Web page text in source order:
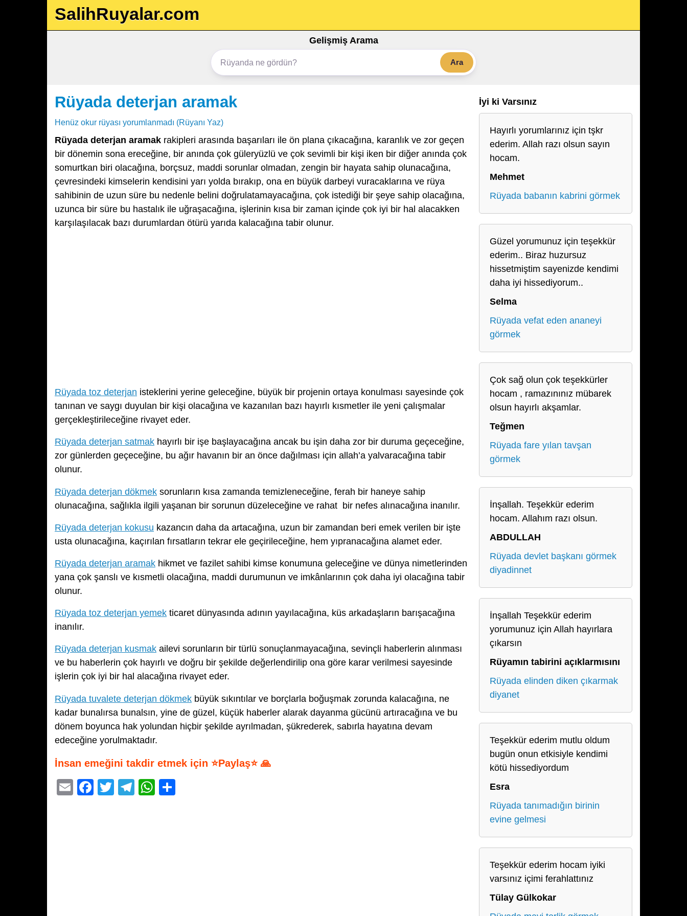
SalihRuyalar.com
Gelişmiş Arama
Ara
Rüyada deterjan aramak
Henüz okur rüyası yorumlanmadı (Rüyanı Yaz)
Rüyada deterjan aramak rakipleri arasında başarıları ile ön plana çıkacağına, karanlık ve zor geçen
bir dönemin sona ereceğine, bir anında çok güleryüzlü ve çok sevimli bir kişi iken bir diğer anında çok
somurtkan biri olacağına, borçsuz, maddi sorunlar olmadan, zengin bir hayata sahip olunacağına,
çevresindeki kimselerin kendisini yarı yolda bırakıp, ona en büyük darbeyi vuracaklarına ve rüya
sahibinin de uzun süre bu nedenle belini doğrulatamayacağına, çok istediği bir şeye sahip olacağına,
uzunca bir süre bu hastalık ile uğraşacağına, işlerinin kısa bir zaman içinde çok iyi bir hal alacakken
karşılaşılacak bazı durumlardan ötürü yarıda kalacağına tabir olunur.
Rüyada toz deterjan isteklerini yerine geleceğine, büyük bir projenin ortaya konulması sayesinde çok
tanınan ve saygı duyulan bir kişi olacağına ve kazanılan bazı hayırlı kısmetler ile yeni çalışmalar
gerçekleştirileceğine rivayet eder.
Rüyada deterjan satmak hayırlı bir işe başlayacağına ancak bu işin daha zor bir duruma geçeceğine,
zor günlerden geçeceğine, bu ağır havanın bir an önce dağılması için allah’a yalvaracağına tabir
olunur.
Rüyada deterjan dökmek sorunların kısa zamanda temizleneceğine, ferah bir haneye sahip
olunacağına, sağlıkla ilgili yaşanan bir sorunun düzeleceğine ve rahat bir nefes alınacağına inanılır.
Rüyada deterjan kokusu kazancın daha da artacağına, uzun bir zamandan beri emek verilen bir işte
usta olunacağına, kaçırılan fırsatların tekrar ele geçirileceğine, hem yıpranacağına alamet eder.
Rüyada deterjan aramak hikmet ve fazilet sahibi kimse konumuna geleceğine ve dünya nimetlerinden
yana çok şanslı ve kısmetli olacağına, maddi durumunun ve imkânlarının çok daha iyi olacağına tabir
olunur.
Rüyada toz deterjan yemek ticaret dünyasında adının yayılacağına, küs arkadaşların barışacağına
inanılır.
Rüyada deterjan kusmak ailevi sorunların bir türlü sonuçlanmayacağına, sevinçli haberlerin alınması
ve bu haberlerin çok hayırlı ve doğru bir şekilde değerlendirilip ona göre karar verilmesi sayesinde
işlerin çok iyi bir hal alacağına rivayet eder.
Rüyada tuvalete deterjan dökmek büyük sıkıntılar ve borçlarla boğuşmak zorunda kalacağına, ne
kadar bunalırsa bunalsın, yine de güzel, küçük haberler alarak dayanma gücünü artıracağına ve bu
dönem boyunca hak yolundan hiçbir şekilde ayrılmadan, şükrederek, sabırla hayatına devam
edeceğine yorulmaktadır.
İnsan emeğini takdir etmek için ⭐Paylaş⭐ 🙏
E
F
T
T
W
İyi ki Varsınız
Hayırlı yorumlarınız için tşkr
ederim. Allah razı olsun sayın
hocam.
Mehmet
Rüyada babanın kabrini görmek
Güzel yorumunuz için teşekkür
ederim.. Biraz huzursuz
hissetmiştim sayenizde kendimi
daha iyi hissediyorum..
Selma
Rüyada vefat eden ananeyi
görmek
Çok sağ olun çok teşekkürler
hocam , ramazınınız mübarek
olsun hayırlı akşamlar.
Teğmen
Rüyada fare yılan tavşan
görmek
İnşallah. Teşekkür ederim
hocam. Allahım razı olsun.
ABDULLAH
Rüyada devlet başkanı görmek
diyadinnet
İnşallah Teşekkür ederim
yorumunuz için Allah hayırlara
çıkarsın
Rüyamın tabirini açıklarmısını
Rüyada elinden diken çıkarmak
diyanet
Teşekkür ederim mutlu oldum
bugün onun etkisiyle kendimi
kötü hissediyordum
Esra
Rüyada tanımadığın birinin
evine gelmesi
Teşekkür ederim hocam iyiki
varsınız içimi ferahlattınız
Tülay Gülkokar